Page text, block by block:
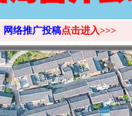
网络推广投稿点击进入>>>